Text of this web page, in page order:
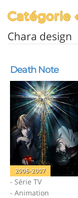
Catégorie
Chara design
Death Note
2006-2007
- Série TV
- Animation